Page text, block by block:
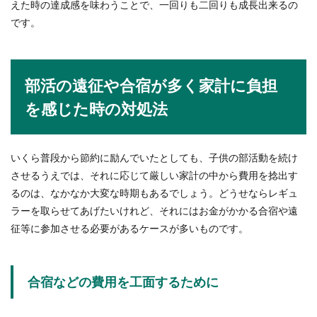
えた時の達成感を味わうことで、一回りも二回りも成長出来るの
です。
部活の遠征や合宿が多く家計に負担
を感じた時の対処法
いくら普段から節約に励んでいたとしても、子供の部活動を続け
させるうえでは、それに応じて厳しい家計の中から費用を捻出す
るのは、なかなか大変な時期もあるでしょう。どうせならレギュ
ラーを取らせてあげたいけれど、それにはお金がかかる合宿や遠
征等に参加させる必要があるケースが多いものです。
合宿などの費用を工面するために